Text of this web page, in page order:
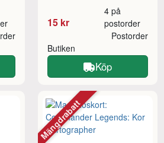
15 kr
4 på
postorder
Butiken
Postorder
Köp
Mängdrabatt